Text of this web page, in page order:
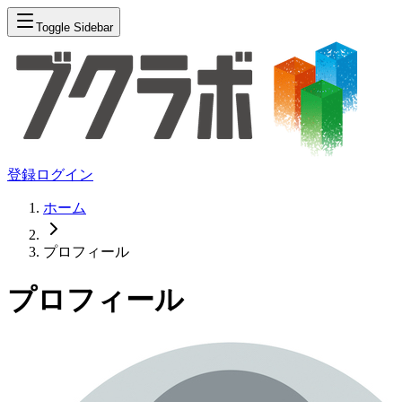
Toggle Sidebar
登録ログイン
ホーム
プロフィール
プロフィール